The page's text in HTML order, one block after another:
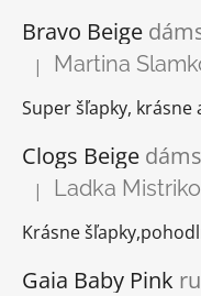
Bravo Beige
Hodnotenie
| Martina
Super šľapky, krásne
Clogs Beige
Hodnotenie
| Ladka
Krásne
Gaia Baby Pink